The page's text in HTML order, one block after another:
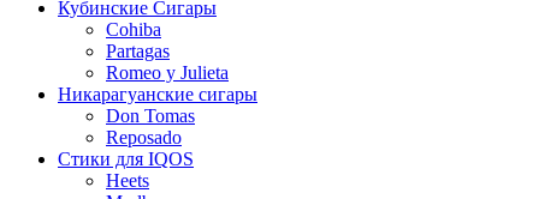
Кубинские Сигары
Cohiba
Partagas
Romeo y Julieta
Никарагуанские сигары
Don Tomas
Reposado
Стики для IQOS
Heets